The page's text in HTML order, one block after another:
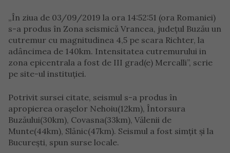
„În ziua de 03/09/2019 la ora 14:52:51 (ora Romaniei)
s-a produs în Zona seismică Vrancea, județul Buzău un
cutremur cu magnitudinea 4,5 pe scara Richter, la
adâncimea de 140km. Intensitatea cutremurului in
zona epicentrala a fost de III grad(e) Mercalli”, scrie
pe site-ul instituției.
Potrivit sursei citate, seismul s-a produs în
apropierea orașelor Nehoiu(12km), Întorsura
Buzăului(30km), Covasna(33km), Vălenii de
Munte(44km), Slănic(47km). Seismul a fost simțit și la
București, spun surse locale.